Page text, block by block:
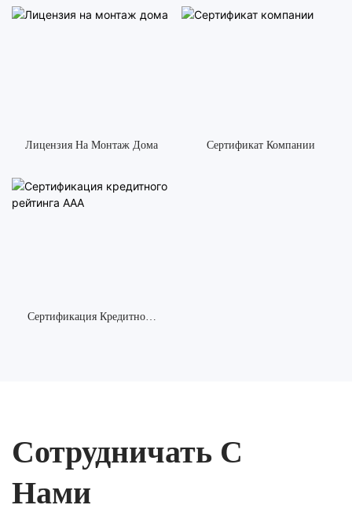
Plus
Q320584DIY001-2010 (
Лицензия На Монтаж Дома Сертификат Компании
Сертификация Кредитного
Сотрудничать С
Нами